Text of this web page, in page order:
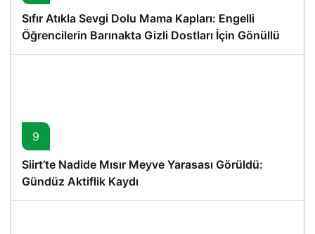
Sıfır Atıkla Sevgi Dolu Mama Kapları: Engelli
Öğrencilerin Barınakta Gizli Dostları İçin Gönüllü
Proje
9
Siirt’te Nadide Mısır Meyve Yarasası Görüldü:
Gündüz Aktiflik Kaydı